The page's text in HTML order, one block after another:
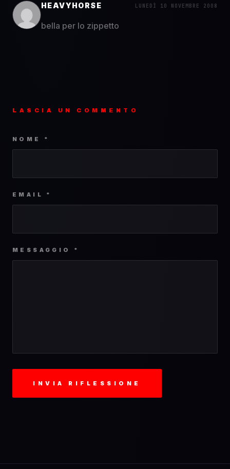
HEAVYHORSE LUNEDÌ 10 NOVEMBRE 2008
bella per lo zippetto
LASCIA UN COMMENTO
NOME *
EMAIL *
MESSAGGIO *
INVIA RIFLESSIONE